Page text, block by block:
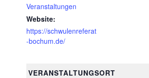
Veranstaltungen
Website:
https://schwulenreferat
-bochum.de/
VERANSTALTUNGSORT